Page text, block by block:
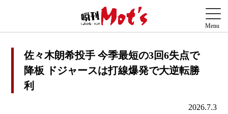
佐々木朗希投手 今季最短の3回6失点で
降板 ドジャースは打線爆発で大逆転勝
利
2026.7.3